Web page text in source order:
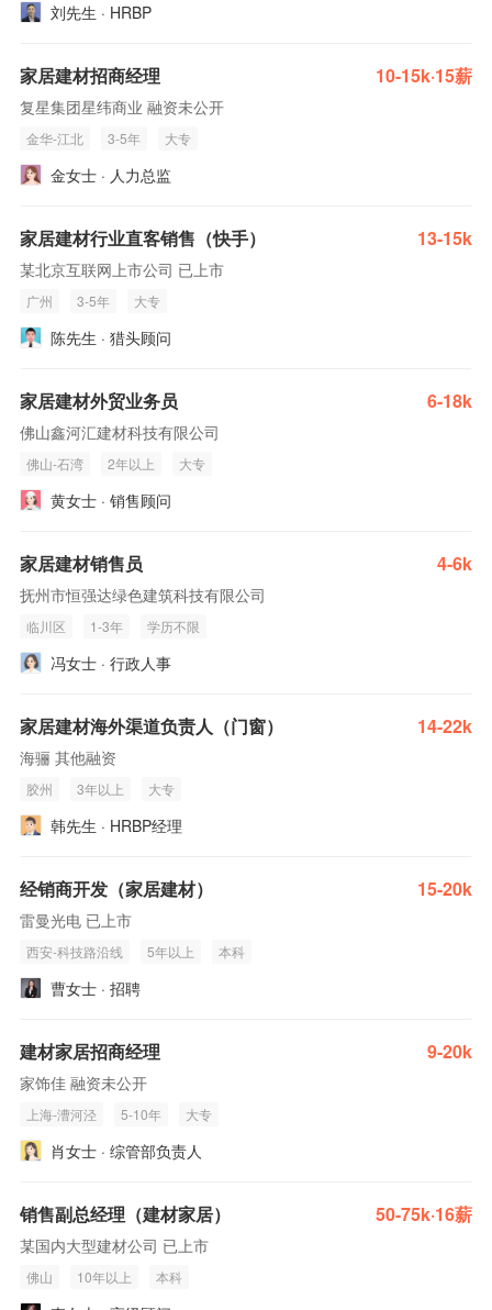
刘先生 · HRBP
家居建材招商经理 10-15k·15薪
复星集团星纬商业 融资未公开
金华-江北 3-5年 大专
金女士 · 人力总监
家居建材行业直客销售（快手） 13-15k
某北京互联网上市公司 已上市
广州 3-5年 大专
陈先生 · 猎头顾问
家居建材外贸业务员 6-18k
佛山鑫河汇建材科技有限公司
佛山-石湾 2年以上 大专
黄女士 · 销售顾问
家居建材销售员 4-6k
抚州市恒强达绿色建筑科技有限公司
临川区 1-3年 学历不限
冯女士 · 行政人事
家居建材海外渠道负责人（门窗） 14-22k
海骊 其他融资
胶州 3年以上 大专
韩先生 · HRBP经理
经销商开发（家居建材） 15-20k
雷曼光电 已上市
西安-科技路沿线 5年以上 本科
曹女士 · 招聘
建材家居招商经理 9-20k
家饰佳 融资未公开
上海-漕河泾 5-10年 大专
肖女士 · 综管部负责人
销售副总经理（建材家居） 50-75k·16薪
某国内大型建材公司 已上市
佛山 10年以上 本科